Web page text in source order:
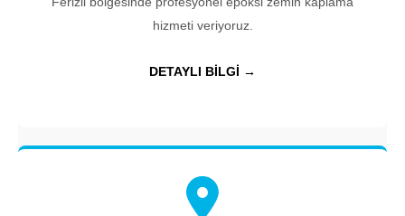
hizmeti veriyoruz.
DETAYLI BİLGİ →